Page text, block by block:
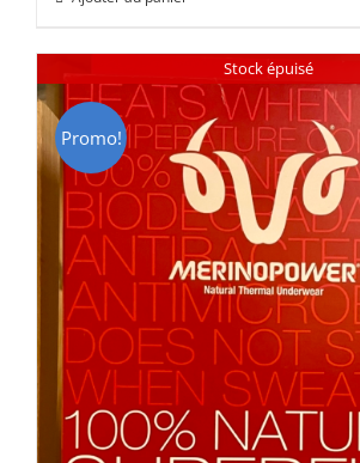
était :
CHF 85.00.CHF 59.00.
Stock épuisé
Promo!